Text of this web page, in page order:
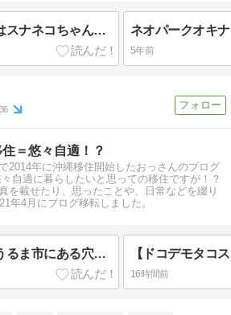
レッサーパンダの次はスナネコちゃんがネオパークオキナワにやってくる！！！
5年前
36
＝悠々自適！？
2014年に沖縄移住開始したおっさんのブログ
自適に暮らしたいと思っての移住ですが！？
を載せたり、思ったことや、日常などを綴り
年4月にブログ移転しました。
【石川高原展望台】うるま市にある穴場の展望台。階段は大変だけど３６０度見渡せる絶景
16時間前